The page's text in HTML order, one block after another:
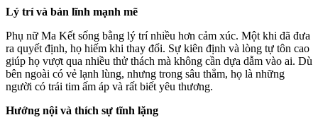
Lý trí và bản lĩnh mạnh mẽ
Phụ nữ Ma Kết sống bằng lý trí nhiều hơn cảm xúc. Một khi đã đưa
ra quyết định, họ hiếm khi thay đổi. Sự kiên định và lòng tự tôn cao
giúp họ vượt qua nhiều thử thách mà không cần dựa dẫm vào ai. Dù
bên ngoài có vẻ lạnh lùng, nhưng trong sâu thẳm, họ là những
người có trái tim ấm áp và rất biết yêu thương.
Hướng nội và thích sự tĩnh lặng